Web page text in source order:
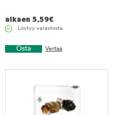
alkaen 5,59€
Löytyy varastosta
Osta Vertaa